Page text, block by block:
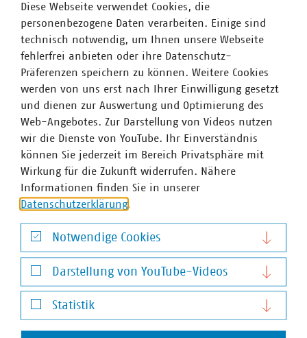
In der Landesgruppe Nord sind über 100 kommunale
Unternehmen im VKU organisiert. Die VKU-
Mitgliedsunternehmen in der Landesgruppe Nord leisten
jährlich Investitionen in Höhe von über 839 Millionen
Euro, erwirtschaften einen Umsatz von über 7,2
Milliarden Euro und sind wichtiger Arbeitgeber für über
18.000 Beschäftigte.
Ansprechpartner
Diese Webseite verwendet Cookies, die
personenbezogene Daten verarbeiten. Einige sind
technisch notwendig, um Ihnen unsere Webseite
fehlerfrei anbieten oder ihre Datenschutz-
Präferenzen speichern zu können. Weitere Cookies
werden von uns erst nach Ihrer Einwilligung gesetzt
und dienen zur Auswertung und Optimierung des
Web-Angebotes. Zur Darstellung von Videos nutzen
wir die Dienste von YouTube. Ihr Einverständnis
können Sie jederzeit im Bereich Privatsphäre mit
Wirkung für die Zukunft widerrufen. Nähere
Informationen finden Sie in unserer
Datenschutzerklärung.
Notwendige Cookies
Notwendige Cookies
Darstellung von YouTube-Videos
Darstellung von YouTube-Videos
Statistik
Statistik